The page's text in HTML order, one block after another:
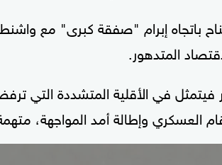
باتجاه إبرام "صفقة كبرى" مع
المتدهور.
فيتمثل في الأقلية المتشددة التي
العسكري وإطالة أمد المواجهة،